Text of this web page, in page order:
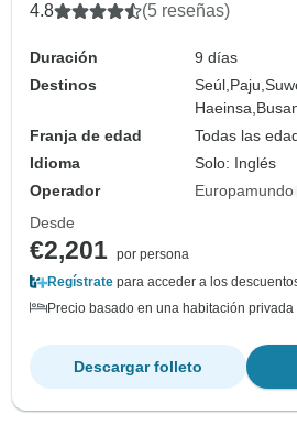
4.8 (5 reseñas)
Duración
9 días
Destinos
Seúl, Paju,
Haeinsa,
Franja de edad
Todas las
Idioma
Solo: Inglés
Operador
Europamundo
Desde
€2,201 por persona
Regístrate para acceder a los
Precio basado en una habitación privada
Descargar folleto